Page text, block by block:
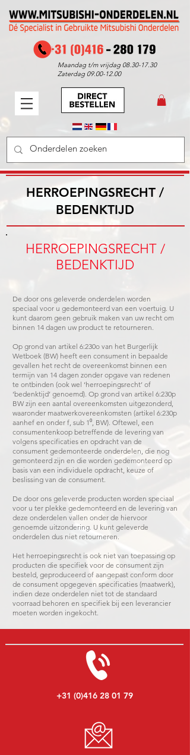
Maandag t/m vrijdag 08.30-17.30
Zaterdag 09.00-12.00
HERROEPINGSRECHT /
BEDENKTIJD
HERROEPINGSRECHT /
BEDENKTIJD
De door ons geleverde onderdelen worden
speciaal voor u gedemonteerd van een voertuig. U
kunt daarom geen gebruik maken van uw recht om
binnen 14 dagen uw product te retourneren.
Op grond van artikel 6:230o van het Burgerlijk
Wetboek (BW) heeft een consument in bepaalde
gevallen het recht de overeenkomst binnen een
termijn van 14 dagen zonder opgave van redenen
te ontbinden (ook wel ‘herroepingsrecht’ of
‘bedenktijd’ genoemd). Op grond van artikel 6:230p
BW zijn een aantal overeenkomsten uitgezonderd,
waaronder maatwerkovereenkomsten (artikel 6:230p
aanhef en onder f, sub 1⁰, BW). Oftewel, een
consumentenkoop betreffende de levering van
volgens specificaties en opdracht van de
consument gedemonteerde onderdelen, die nog
gemonteerd zijn en die worden gedemonteerd op
basis van een individuele opdracht, keuze of
beslissing van de consument.
De door ons geleverde producten worden speciaal
voor u ter plekke gedemonteerd en de levering van
deze onderdelen vallen onder de hiervoor
genoemde uitzondering. U kunt geleverde
onderdelen dus niet retourneren.
Het herroepingsrecht is ook niet van toepassing op
producten die specifiek voor de consument zijn
besteld, geproduceerd of aangepast conform door
de consument opgegeven specificaties (maatwerk),
indien deze onderdelen niet tot de standaard
voorraad behoren en specifiek bij een leverancier
moeten worden ingekocht.
+31 (0)416 28 01 79